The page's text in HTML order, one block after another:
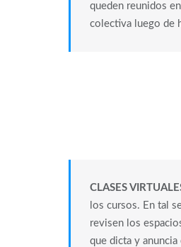
queden reunidos
colectiva luego de
CLASES
los cursos. En tal
revisen los
que dicta y anuncia